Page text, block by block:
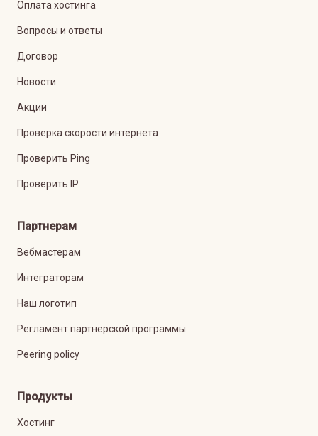
Оплата хостинга
Вопросы и ответы
Договор
Новости
Акции
Проверка скорости интернета
Проверить Ping
Проверить IP
Партнерам
Вебмастерам
Интеграторам
Наш логотип
Регламент партнерской программы
Peering policy
Продукты
Хостинг